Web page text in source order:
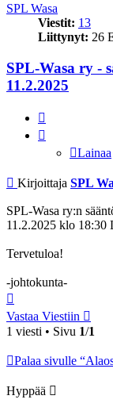
SPL Wasa
Viestit: 13
Liittynyt: 26
SPL-Wasa ry -
11.2.2025
Lainaa
Viesti
Kirjoittaja SPL
SPL-Wasa ry:n
11.2.2025 klo 18:30
Tervetuloa!
-johtokunta-
Vastaa Viestiin
1 viesti • Sivu 1/1
Palaa sivulle
Hyppää